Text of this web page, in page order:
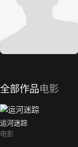
全部作品电影
运河迷踪
电影